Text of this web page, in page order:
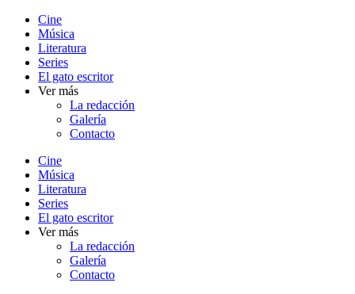
Cine
Música
Literatura
Series
El gato escritor
Ver más
La redacción
Galería
Contacto
Cine
Música
Literatura
Series
El gato escritor
Ver más
La redacción
Galería
Contacto